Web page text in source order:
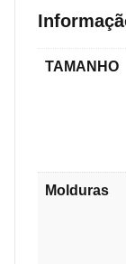
TAMANHO
Molduras